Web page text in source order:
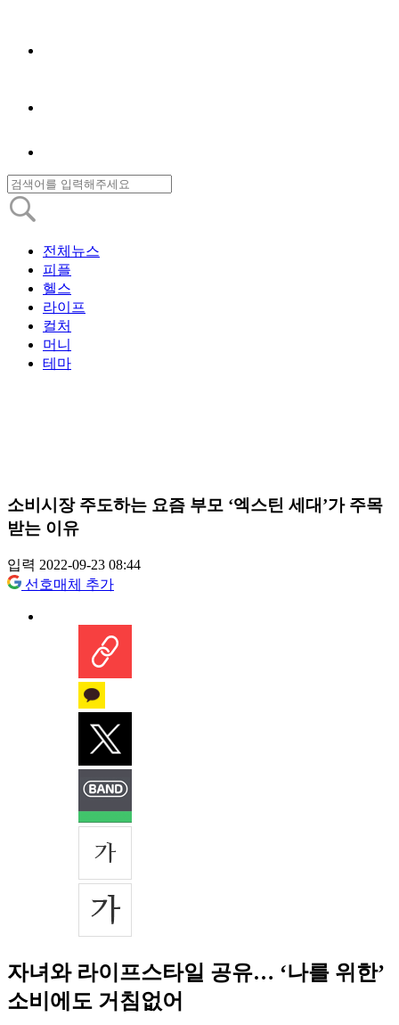
전체뉴스
피플
헬스
라이프
컬처
머니
테마
소비시장 주도하는 요즘 부모 ‘엑스틴 세대’가 주목
받는 이유
입력 2022-09-23 08:44
선호매체 추가
자녀와 라이프스타일 공유… ‘나를 위한’
소비에도 거침없어